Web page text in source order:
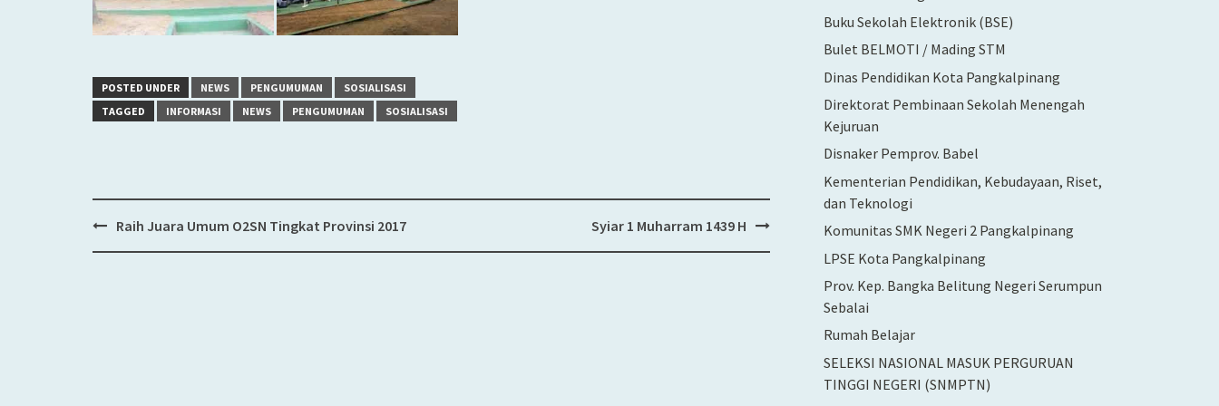
POSTED UNDER NEWS PENGUMUMAN
SOSIALISASI
TAGGED
INFORMASI NEWS PENGUMUMAN SOSIALISASI
Raih Juara Umum O2SN Tingkat Provinsi 2017 Syiar 1 Muharram 1439 H
Buku Sekolah Elektronik (BSE)
Bulet BELMOTI / Mading STM
Dinas Pendidikan Kota Pangkalpinang
Direktorat Pembinaan Sekolah Menengah
Kejuruan
Disnaker Pemprov. Babel
Kementerian Pendidikan, Kebudayaan, Riset,
dan Teknologi
Komunitas SMK Negeri 2 Pangkalpinang
LPSE Kota Pangkalpinang
Prov. Kep. Bangka Belitung Negeri Serumpun
Sebalai
Rumah Belajar
SELEKSI NASIONAL MASUK PERGURUAN
TINGGI NEGERI (SNMPTN)